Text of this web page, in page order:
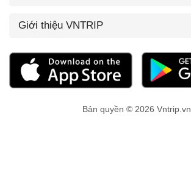
Giới thiệu VNTRIP
Bản quyền © 2026 Vntrip.vn